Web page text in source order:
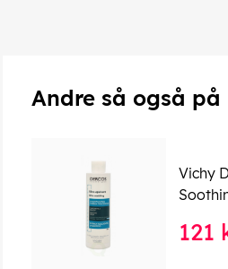
Andre så også på
Vichy
121